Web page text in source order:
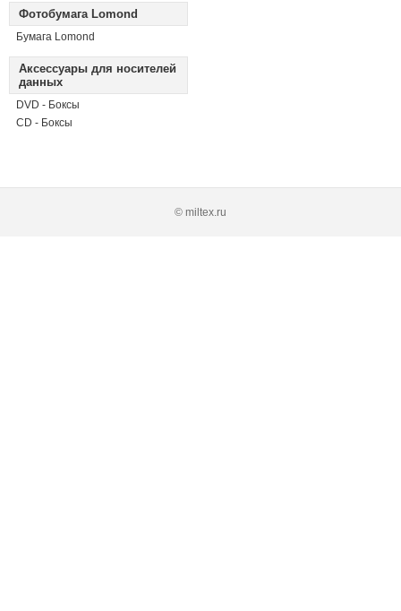
Фотобумага Lomond
Бумага Lomond
Аксессуары для носителей
данных
DVD - Боксы
CD - Боксы
© miltex.ru